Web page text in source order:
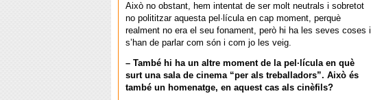
Això no obstant, hem intentat de ser molt neutrals i sobretot
no polititzar aquesta pel·lícula en cap moment, perquè
realment no era el seu fonament, però hi ha les seves coses i
s’han de parlar com són i com jo les veig.
– També hi ha un altre moment de la pel·lícula en què
surt una sala de cinema “per als treballadors”. Això és
també un homenatge, en aquest cas als cinèfils?